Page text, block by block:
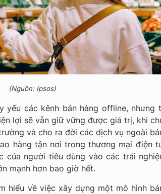
(Nguồn: Ipsos)
yếu các kênh bán hàng offline, nhưng
lợi sẽ vẫn giữ vững được giá trị, khi
và cho ra đời các dịch vụ ngoài
hàng tận nơi trong thương mại điện
của người tiêu dùng vào các trải
mạnh hơn bao giờ hết.
hiểu về việc xây dựng một mô hình